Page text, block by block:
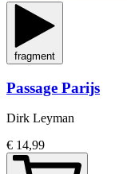
fragment
Passage Parijs
Dirk Leyman
€ 14,99